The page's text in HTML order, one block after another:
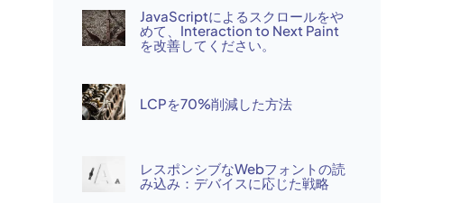
JavaScriptによるスクロールをや
めて、Interaction to Next Paint
を改善してください。
LCPを70%削減した方法
レスポンシブなWebフォントの読
み込み：デバイスに応じた戦略